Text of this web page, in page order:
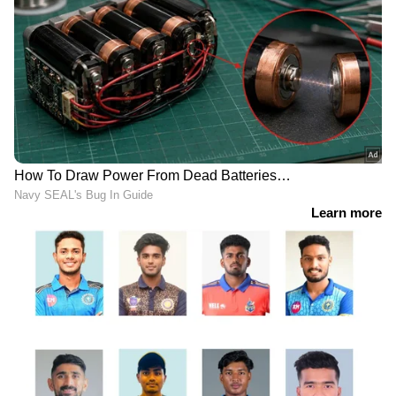
DOWNLOAD APP
RECOMMENDED STORIES